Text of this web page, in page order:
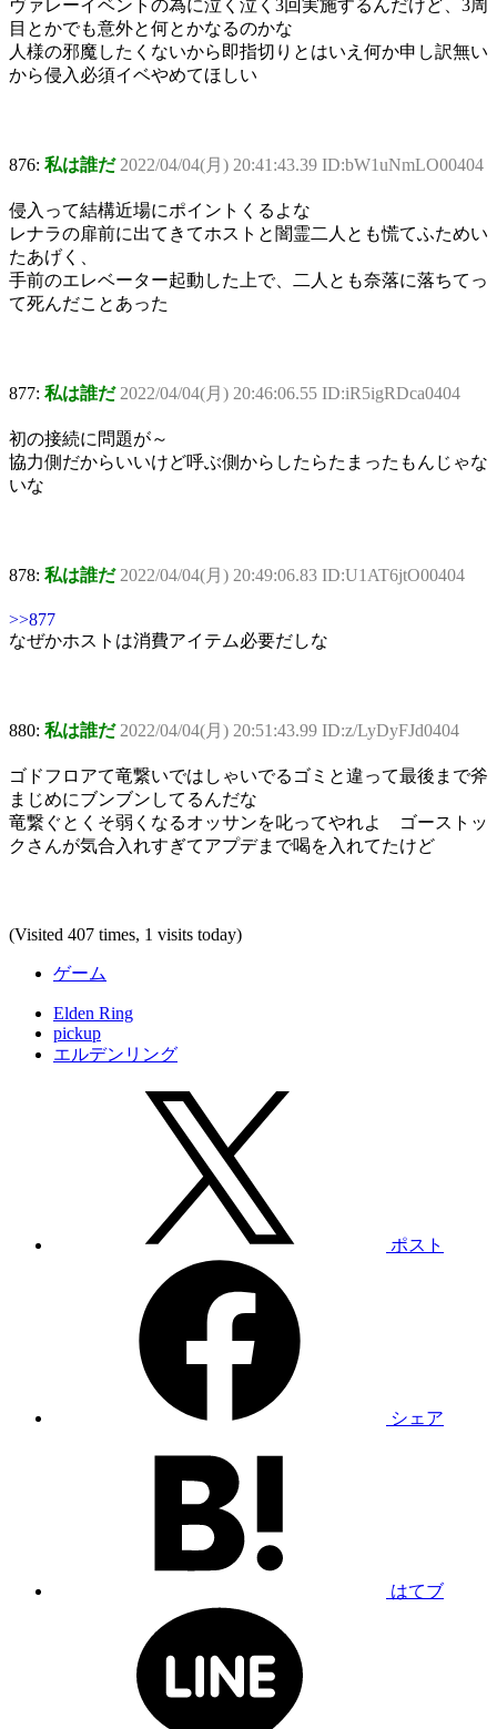
ヴァレーイベントの為に泣く泣く3回実施するんだけど、3周
目とかでも意外と何とかなるのかな
人様の邪魔したくないから即指切りとはいえ何か申し訳無い
から侵入必須イベやめてほしい
876: 私は誰だ 2022/04/04(月) 20:41:43.39 ID:bW1uNmLO00404
侵入って結構近場にポイントくるよな
レナラの扉前に出てきてホストと闇霊二人とも慌てふためい
たあげく、
手前のエレベーター起動した上で、二人とも奈落に落ちてっ
て死んだことあった
877: 私は誰だ 2022/04/04(月) 20:46:06.55 ID:iR5igRDca0404
初の接続に問題が～
協力側だからいいけど呼ぶ側からしたらたまったもんじゃな
いな
878: 私は誰だ 2022/04/04(月) 20:49:06.83 ID:U1AT6jtO00404
>>877
なぜかホストは消費アイテム必要だしな
880: 私は誰だ 2022/04/04(月) 20:51:43.99 ID:z/LyDyFJd0404
ゴドフロアて竜繋いではしゃいでるゴミと違って最後まで斧
まじめにブンブンしてるんだな
竜繋ぐとくそ弱くなるオッサンを叱ってやれよ ゴーストッ
クさんが気合入れすぎてアプデまで喝を入れてたけど
(Visited 407 times, 1 visits today)
ゲーム
Elden Ring
pickup
エルデンリング
ポスト
シェア
はてブ